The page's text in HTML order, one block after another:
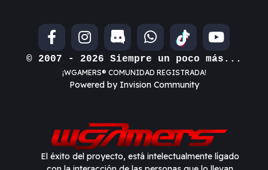
© 2007 - 2026 Siempre un poco más...
¡WGAMERS® COMUNIDAD REGISTRADA!
Powered by Invision Community
El éxito del proyecto, está intelectualmente lígado